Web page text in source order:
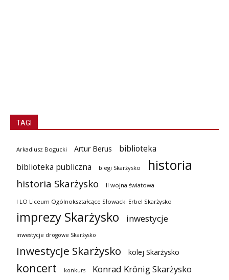
TAGI
Arkadiusz Bogucki Artur Berus
biblioteka
biblioteka publiczna
biegi Skarżysko historia
historia Skarżysko II wojna światowa
I LO Liceum Ogólnokształcące Słowacki Erbel Skarżysko
imprezy Skarżysko inwestycje
inwestycje drogowe Skarżysko
inwestycje Skarżysko kolej Skarżysko
koncert konkurs Konrad Krönig Skarżysko